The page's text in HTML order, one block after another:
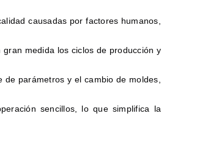
causadas por factores humanos,
medida los ciclos de producción y
parámetros y el cambio de moldes,
sencillos, lo que simplifica la